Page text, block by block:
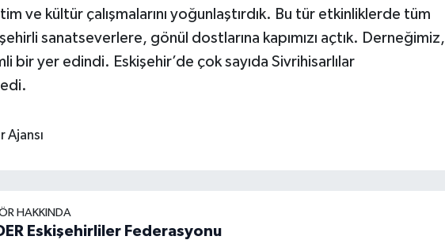
ve kültür çalışmalarını yoğunlaştırdık. Bu tür etkinliklerde tüm
sanatseverlere, gönül dostlarına kapımızı açtık. Derneğimiz,
bir yer edindi. Eskişehir’de çok sayıda Sivrihisarlılar
Ajansı
HAKKINDA
Eskişehirliler Federasyonu